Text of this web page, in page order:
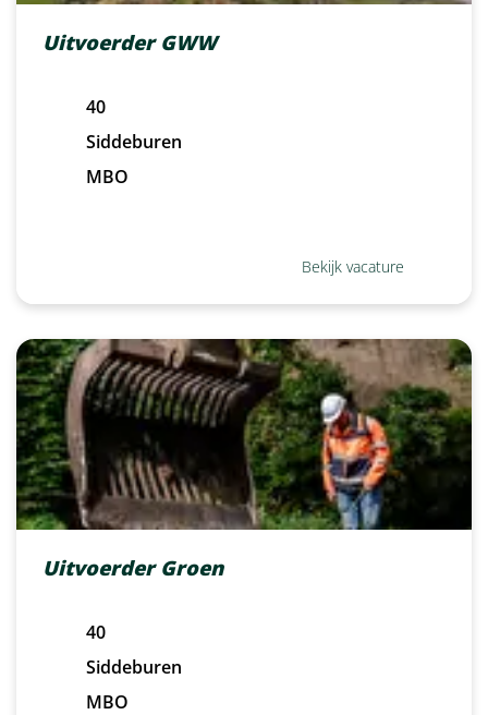
Uitvoerder GWW
40
Siddeburen
MBO
Bekijk vacature
Uitvoerder Groen
40
Siddeburen
MBO